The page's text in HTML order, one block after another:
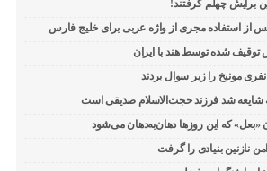
برایش چهلم گرفتند!
از استفاده مجری از واژه عربی برای خلیج فارس
توقیف شده توسط هند با ایران
شایعه شد فرزند حجت‌الاسلام صدیقی است
«بعل» که این روزها دهان‌به‌دهان می‌شود
نازنین بنیادی را گرفت